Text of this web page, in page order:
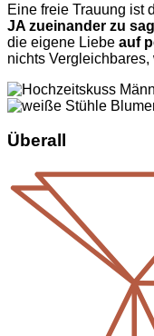
Eine freie Trauung ist
JA zueinander zu
die eigene Liebe auf
nichts
Überall